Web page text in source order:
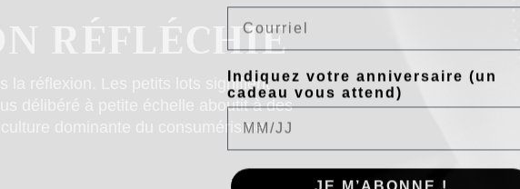
RÉFLÉCHIE
la réflexion. Les petits lots signifient
délibéré à petite échelle aboutit à des
dominante du consumérisme
Email
Indiquez votre anniversaire (un
cadeau vous attend)
JE M’ABONNE !